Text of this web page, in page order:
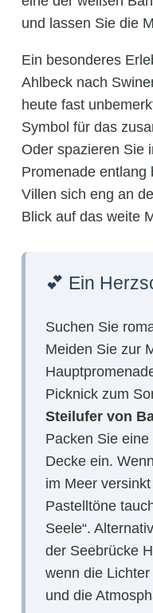
und lassen Sie die
Ein besonderes
Ahlbeck nach
heute fast
Symbol für das
Oder spazieren Sie
Promenade entlang
Villen sich eng an
Blick auf das weite
💕 Ein
Suchen Sie
Meiden Sie zur
Picknick zum
Steilufer von
Packen Sie
Decke ein.
im Meer
Pastelltöne
Seele“.
der Seebrücke
wenn die
und die